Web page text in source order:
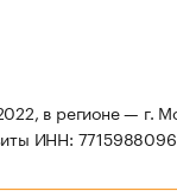
в регионе — г.
ИНН: